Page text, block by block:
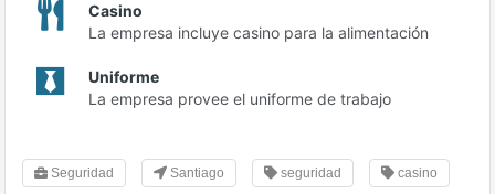
Casino
La empresa incluye casino para la alimentación
Uniforme
La empresa provee el uniforme de trabajo
Seguridad Santiago seguridad casino